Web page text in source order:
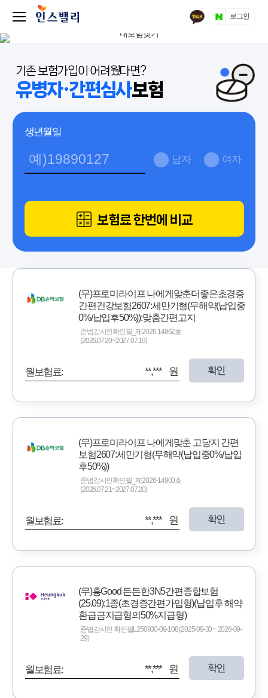
로그인
기존 보험가입이 어려웠다면?
유병자·간편심사보험
생년월일
남자 여자
보험료 한번에 비교
(무)프로미라이프 나에게맞춘더좋은초경증
간편건강보험2607:세만기형(무해약(납입중
0%/납입후50%)):맞춤간편고지
준법감시인확인필_제2026-14862호
(2026.07.20~2027.07.19)
월보험료: **,*** 원 확인
(무)프로미라이프 나에게맞춘 고당지 간편
보험2607:세만기형(무해약(납입중0%/납입
후50%))
준법감시인확인필_제2026-14900호
(2026.07.21~2027.07.20)
월보험료: **,*** 원 확인
(무)흥Good 든든한3N5간편종합보험
(25.09):1종(초경증간편가입형)(납입후 해약
환급금지급형의50%지급형)
준법감시인 확인필L250930-09-108 (2025-09-30 ~ 2026-09-
29)
월보험료: **,*** 원 확인